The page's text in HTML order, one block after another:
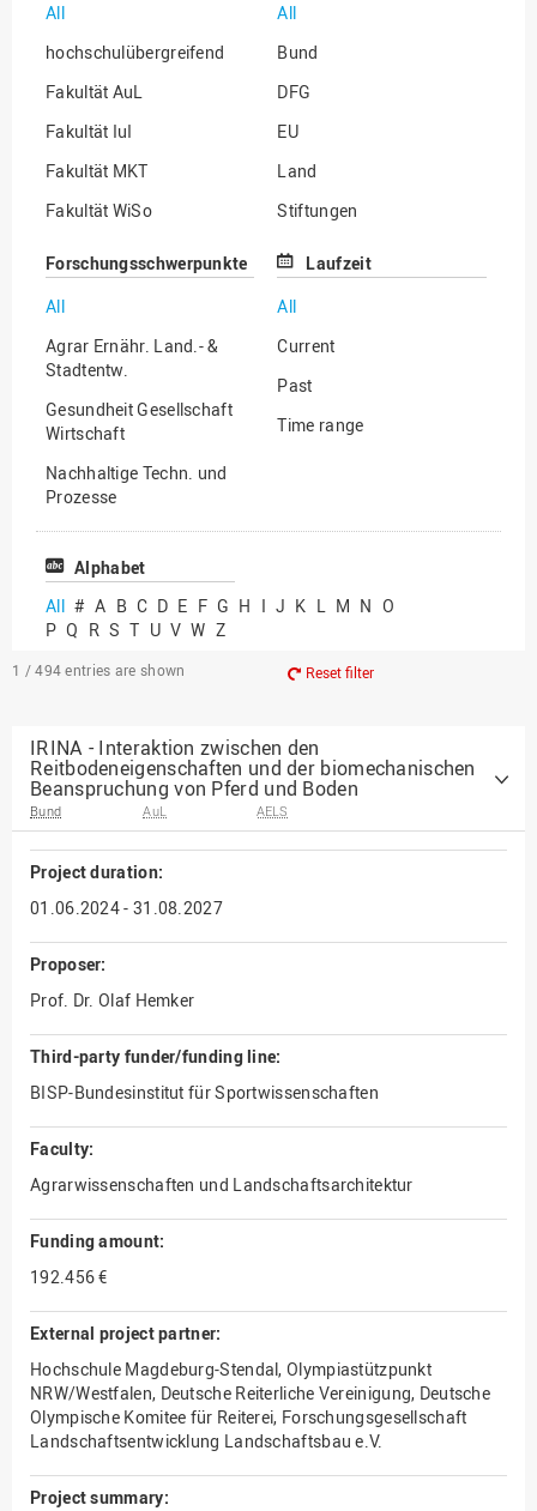
All
hochschulübergreifend
Fakultät AuL
Fakultät IuI
Fakultät MKT
Fakultät WiSo
All
Bund
DFG
EU
Land
Stiftungen
Sonstige
Forschungsschwerpunkte
All
Agrar Ernähr. Land.- &
Stadtentw.
Gesundheit Gesellschaft
Wirtschaft
Nachhaltige Techn. und
Prozesse
Vielfältiges Forschen
Laufzeit
All
Current
Past
Time range
Alphabet
All # A B C D E F G H I J K L M N O
P Q R S T U V W Z
1 / 494 entries are shown Reset filter
IRINA - Interaktion zwischen den
Reitbodeneigenschaften und der biomechanischen
Beanspruchung von Pferd und Boden
Bund AuL AELS
Project duration:
01.06.2024 - 31.08.2027
Proposer:
Prof. Dr. Olaf Hemker
Third-party funder/funding line:
BISP-Bundesinstitut für Sportwissenschaften
Faculty:
Agrarwissenschaften und Landschaftsarchitektur
Funding amount:
192.456 €
External project partner:
Hochschule Magdeburg-Stendal, Olympiastützpunkt
NRW/Westfalen, Deutsche Reiterliche Vereinigung, Deutsche
Olympische Komitee für Reiterei, Forschungsgesellschaft
Landschaftsentwicklung Landschaftsbau e.V.
Project summary: